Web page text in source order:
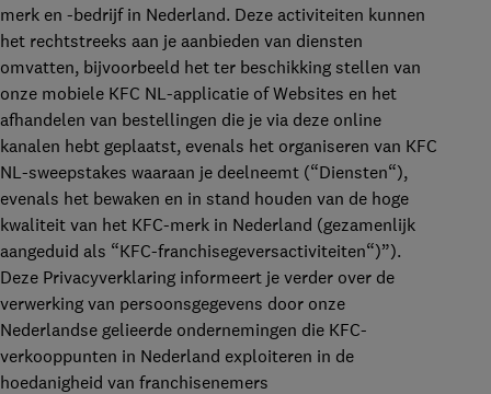
merk en -bedrijf in Nederland. Deze activiteiten kunnen
het rechtstreeks aan je aanbieden van diensten
omvatten, bijvoorbeeld het ter beschikking stellen van
onze mobiele KFC NL-applicatie of Websites en het
afhandelen van bestellingen die je via deze online
kanalen hebt geplaatst, evenals het organiseren van KFC
NL-sweepstakes waaraan je deelneemt (“Diensten“),
evenals het bewaken en in stand houden van de hoge
kwaliteit van het KFC-merk in Nederland (gezamenlijk
aangeduid als “KFC-franchisegeversactiviteiten“)”).
Deze Privacyverklaring informeert je verder over de
verwerking van persoonsgegevens door onze
Nederlandse gelieerde ondernemingen die KFC-
verkooppunten in Nederland exploiteren in de
hoedanigheid van franchisenemers